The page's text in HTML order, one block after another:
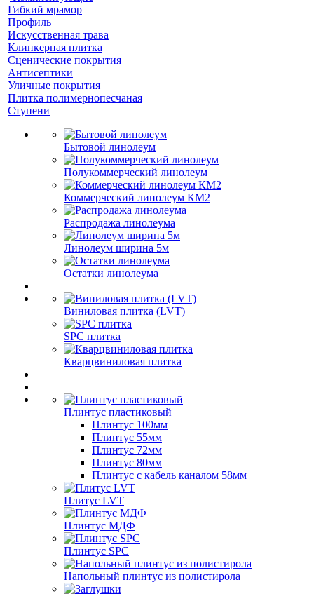
Гибкий мрамор
Профиль
Искусственная трава
Клинкерная плитка
Сценические покрытия
Антисептики
Уличные покрытия
Плитка полимернопесчаная
Ступени
Бытовой линолеум
Полукоммерческий линолеум
Коммерческий линолеум КМ2
Распродажа линолеума
Линолеум ширина 5м
Остатки линолеума
Виниловая плитка (LVT)
SPC плитка
Кварцвиниловая плитка
Плинтус пластиковый
Плинтус 100мм
Плинтус 55мм
Плинтус 72мм
Плинтус 80мм
Плинтус с кабель каналом 58мм
Плитус LVT
Плинтус МДФ
Плинтус SPC
Напольный плинтус из полистирола